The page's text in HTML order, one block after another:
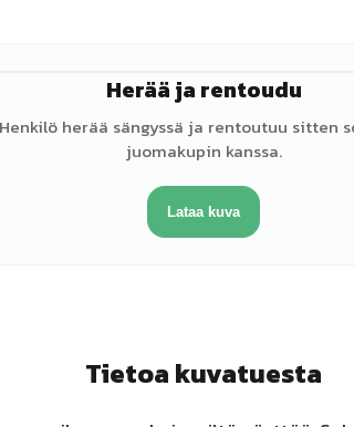
Herää ja rentoudu
Henkilö herää sängyssä ja rentoutuu sitten
juomakupin kanssa.
Lataa kuva
Tietoa kuvatuesta